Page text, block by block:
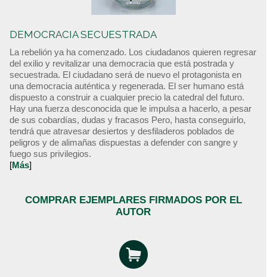
DEMOCRACIA SECUESTRADA
La rebelión ya ha comenzado. Los ciudadanos quieren regresar
del exilio y revitalizar una democracia que está postrada y
secuestrada. El ciudadano será de nuevo el protagonista en
una democracia auténtica y regenerada. El ser humano está
dispuesto a construir a cualquier precio la catedral del futuro.
Hay una fuerza desconocida que le impulsa a hacerlo, a pesar
de sus cobardías, dudas y fracasos Pero, hasta conseguirlo,
tendrá que atravesar desiertos y desfiladeros poblados de
peligros y de alimañas dispuestas a defender con sangre y
fuego sus privilegios.
[Más]
COMPRAR EJEMPLARES FIRMADOS POR EL
AUTOR